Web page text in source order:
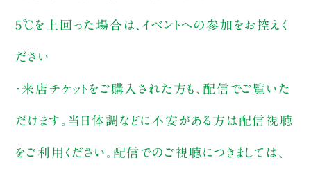
5℃を上回った場合は、イベントへの参加をお控えく
ださい
・来店チケットをご購入された方も、配信でご覧いた
だけます。当日体調などに不安がある方は配信視聴
をご利用ください。配信でのご視聴につきましては、